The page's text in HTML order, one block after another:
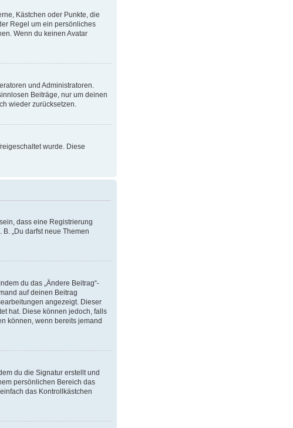
Kästchen oder Punkte, die
Regel um ein persönliches
Wenn du keinen Avatar
und Administratoren.
Beiträge, nur um deinen
wieder zurücksetzen.
wurde. Diese
dass eine Registrierung
„Du darfst neue Themen
du das „Ändere Beitrag“-
auf deinen Beitrag
angezeigt. Dieser
hat. Diese können jedoch, falls
können, wenn bereits jemand
du die Signatur erstellt und
persönlichen Bereich das
das Kontrollkästchen